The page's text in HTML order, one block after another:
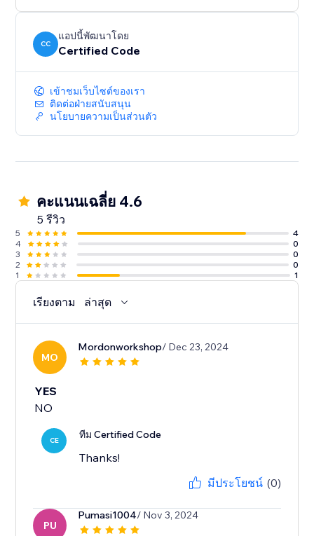
CC
แอปนี้พัฒนาโดย
Certified Code
เข้าชมเว็บไซต์ของเรา
ติดต่อฝ่ายสนับสนุน
นโยบายความเป็นส่วนตัว
คะแนนเฉลี่ย 4.6
5 รีวิว
5
4
4
0
3
0
2
0
1
1
เรียงตาม ล่าสุด
MO
Mordonworkshop/ Dec 23, 2024
YES
NO
CE ทีม Certified Code
Thanks!
มีประโยชน์ (0)
PU
Pumasi1004/ Nov 3, 2024